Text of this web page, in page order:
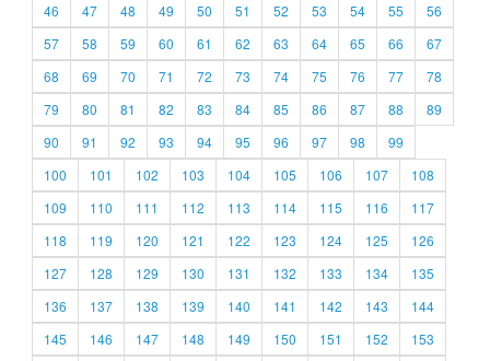
46
47 48 49 50 51 52 53 54 55
56
57
58 59 60 61 62 63 64 65 66
67
68
69 70 71 72 73 74 75 76 77
78
79
80 81 82 83 84 85 86 87 88
89
90
91 92 93 94 95 96 97 98
99
100
101 102 103 104 105 106 107
108
109
110 111 112 113 114 115 116
117
118
119 120 121 122 123 124 125
126
127
128 129 130 131 132 133 134
135
136
137 138 139 140 141 142 143
144
145
146 147 148 149 150 151 152
153